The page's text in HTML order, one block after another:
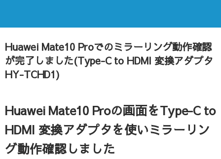
Huawei Mate10 Proでのミラーリング動作確認
が完了しました(Type-C to HDMI 変換アダプタ
HY-TCHD1)
Huawei Mate10 Proの画面をType-C to
HDMI 変換アダプタを使いミラーリン
グ動作確認しました